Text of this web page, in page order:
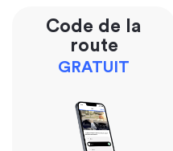
Code de la
route
GRATUIT